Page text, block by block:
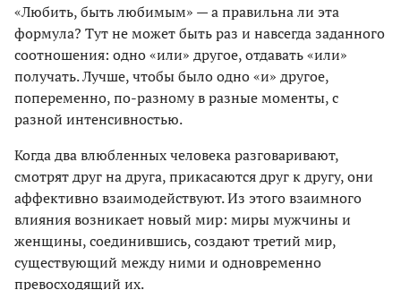
«Любить, быть любимым» — а правильна ли эта
формула? Тут не может быть раз и навсегда заданного
соотношения: одно «или» другое, отдавать «или»
получать. Лучше, чтобы было одно «и» другое,
попеременно, по-разному в разные моменты, с
разной интенсивностью.
Когда два влюбленных человека разговаривают,
смотрят друг на друга, прикасаются друг к другу, они
аффективно взаимодействуют. Из этого взаимного
влияния возникает новый мир: миры мужчины и
женщины, соединившись, создают третий мир,
существующий между ними и одновременно
превосходящий их.